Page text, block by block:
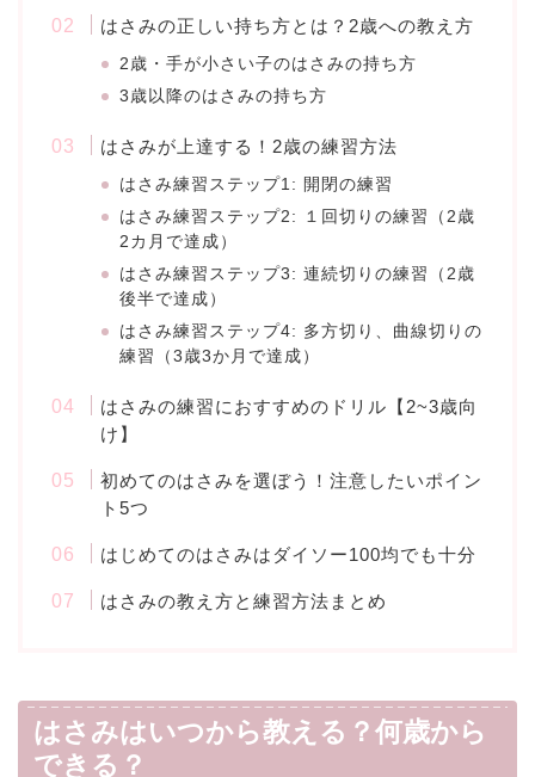
はさみの正しい持ち方とは？2歳への教え方
2歳・手が小さい子のはさみの持ち方
3歳以降のはさみの持ち方
はさみが上達する！2歳の練習方法
はさみ練習ステップ1: 開閉の練習
はさみ練習ステップ2: １回切りの練習（2歳
2カ月で達成）
はさみ練習ステップ3: 連続切りの練習（2歳
後半で達成）
はさみ練習ステップ4: 多方切り、曲線切りの
練習（3歳3か月で達成）
はさみの練習におすすめのドリル【2~3歳向
け】
初めてのはさみを選ぼう！注意したいポイン
ト5つ
はじめてのはさみはダイソー100均でも十分
はさみの教え方と練習方法まとめ
はさみはいつから教える？何歳から
できる？